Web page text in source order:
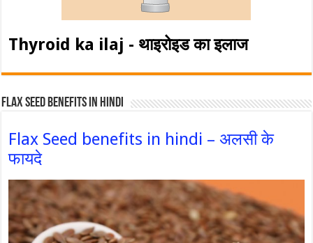
Thyroid ka ilaj - थाइरोइड का इलाज
Flax Seed Benefits in hindi
Flax Seed benefits in hindi – अलसी के
फायदे